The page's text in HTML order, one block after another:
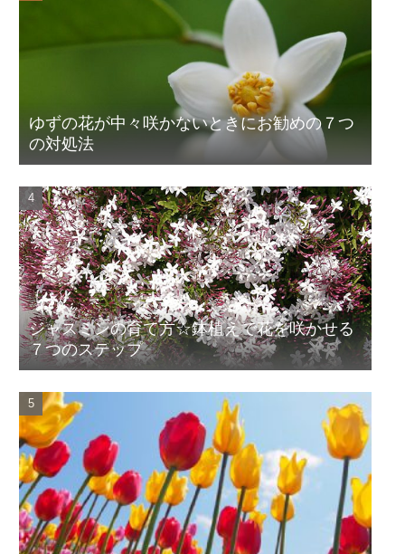
ゆずの花が中々咲かないときにお勧めの７つ
の対処法
ジャスミンの育て方☆鉢植えで花を咲かせる
７つのステップ